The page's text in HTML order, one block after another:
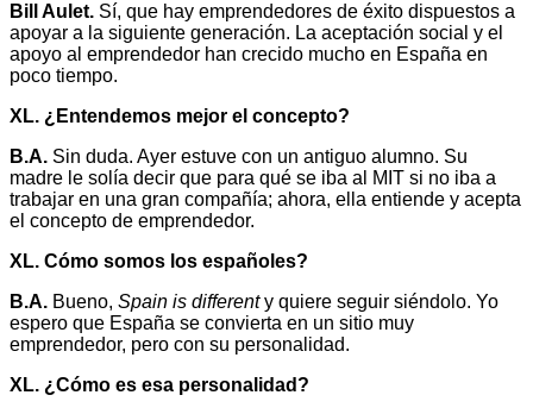
Bill Aulet. Sí, que hay emprendedores de éxito dispuestos a
apoyar a la siguiente generación. La aceptación social y el
apoyo al emprendedor han crecido mucho en España en
poco tiempo.
XL. ¿Entendemos mejor el concepto?
B.A. Sin duda. Ayer estuve con un antiguo alumno. Su
madre le solía decir que para qué se iba al MIT si no iba a
trabajar en una gran compañía; ahora, ella entiende y acepta
el concepto de emprendedor.
XL. Cómo somos los españoles?
B.A. Bueno, Spain is differenty quiere seguir siéndolo. Yo
espero que España se convierta en un sitio muy
emprendedor, pero con su personalidad.
XL. ¿Cómo es esa personalidad?